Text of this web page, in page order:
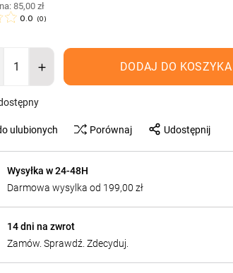
85,00 zł
0.0 (0)
DODAJ DO KOSZYKA
ulubionych Porównaj Udostępnij
Wysyłka w 24-48H
Darmowa wysylka od 199,00 zł
14 dni na zwrot
Zamów. Sprawdź. Zdecyduj.